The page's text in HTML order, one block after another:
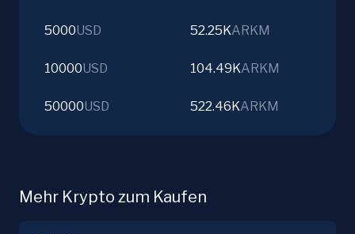
5000USD 52.25KARKM
10000USD 104.49KARKM
50000USD 522.46KARKM
Mehr Krypto zum Kaufen